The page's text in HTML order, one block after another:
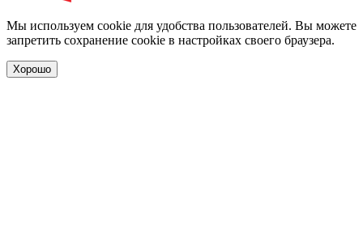
Мы используем cookie для удобства пользователей. Вы можете
запретить сохранение cookie в настройках своего браузера.
Хорошо